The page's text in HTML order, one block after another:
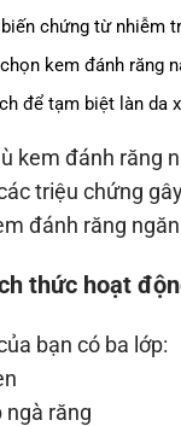
chứng từ nhiễm
kem đánh răng
để tạm biệt làn da
kem đánh răng
triệu chứng
đánh răng
thức hoạt
bạn có ba lớp:
ngà răng